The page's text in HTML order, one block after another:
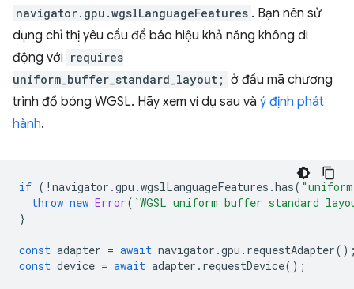
navigator.gpu.wgslLanguageFeatures . Bạn nên sử
dụng chỉ thị yêu cầu để báo hiệu khả năng không di
động với requires
uniform_buffer_standard_layout; ở đầu mã chương
trình đổ bóng WGSL. Hãy xem ví dụ sau và ý định phát
hành.
if ( ! navigator .gpu .wgslLanguageFeatures .has(
throw new Error( `WGSL uniform buffer standard
}
const adapter = await navigator .gpu . requestAdapter
const device = await adapter . requestDevice();